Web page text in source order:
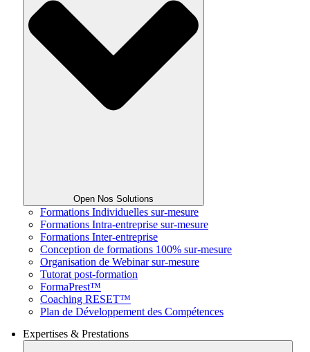
Open Nos Solutions
Formations Individuelles sur-mesure
Formations Intra-entreprise sur-mesure
Formations Inter-entreprise
Conception de formations 100% sur-mesure
Organisation de Webinar sur-mesure
Tutorat post-formation
FormaPrest™
Coaching RESET™
Plan de Développement des Compétences
Expertises & Prestations